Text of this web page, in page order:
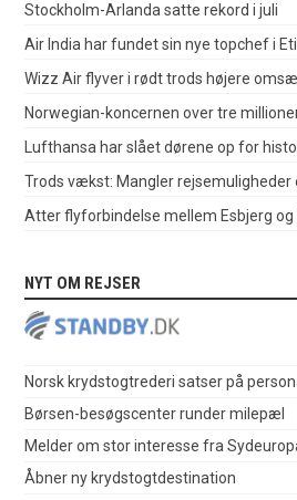
Stockholm-Arlanda satte rekord i juli
Air India har fundet sin nye topchef i
Wizz Air flyver i rødt trods højere
Norwegian-koncernen over tre
Lufthansa har slået dørene op for
Trods vækst: Mangler rejsemuligheder
Atter flyforbindelse mellem Esbjerg og
NYT OM REJSER
Norsk krydstogtrederi satser på
Børsen-besøgscenter runder milepæl
Melder om stor interesse fra
Åbner ny krydstogtdestination